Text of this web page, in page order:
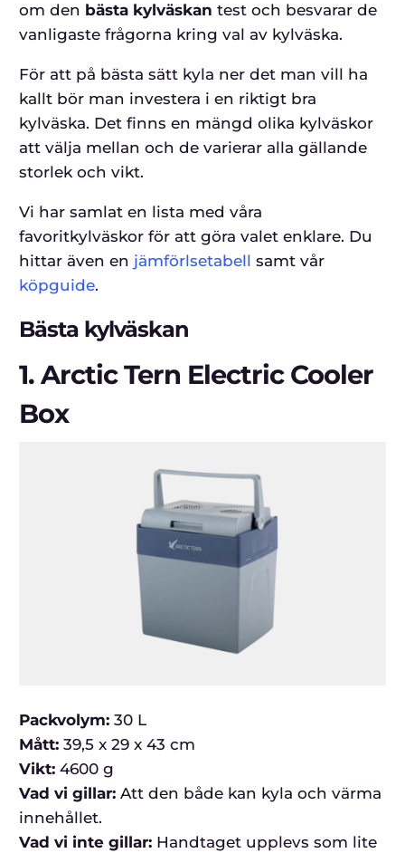
om den bästa kylväskan test och besvarar de
vanligaste frågorna kring val av kylväska.
För att på bästa sätt kyla ner det man vill ha
kallt bör man investera i en riktigt bra
kylväska. Det finns en mängd olika kylväskor
att välja mellan och de varierar alla gällande
storlek och vikt.
Vi har samlat en lista med våra
favoritkylväskor för att göra valet enklare. Du
hittar även en jämförlsetabell samt vår
köpguide.
Bästa kylväskan
1.Arctic Tern Electric Cooler
Box
Packvolym:30 L
Mått:39,5 x 29 x 43 cm
Vikt:4600 g
Vad vi gillar: Att den både kan kyla och värma
innehållet.
Vad vi inte gillar: Handtaget upplevs som lite